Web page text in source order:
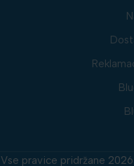
Vse pravice pridržane